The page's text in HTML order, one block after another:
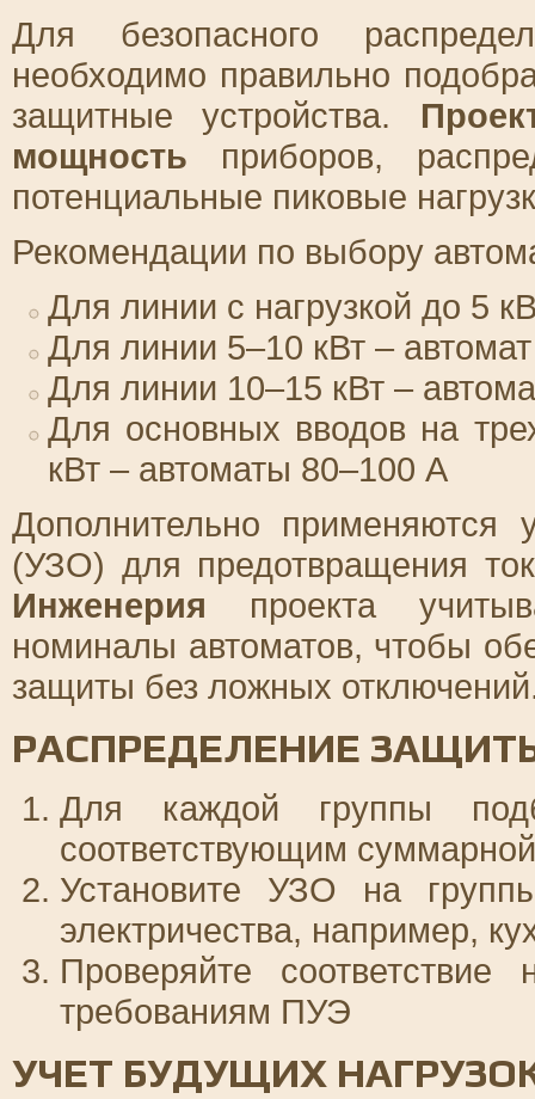
Для безопасного
необходимо правильно
защитные устройства.
мощность приборов,
потенциальные пиковые
Рекомендации по выбору
Для линии с нагрузкой до 5
Для линии 5–10 кВт –
Для линии 10–15 кВт –
Для основных вводов на
кВт – автоматы 80–100 А
Дополнительно применяются
(УЗО) для предотвращения
Инженерия проекта
номиналы автоматов, чтобы
защиты без ложных
РАСПРЕДЕЛЕНИЕ
Для каждой группы
соответствующим
Установите УЗО на
электричества, например,
Проверяйте
требованиям ПУЭ
УЧЕТ БУДУЩИХ